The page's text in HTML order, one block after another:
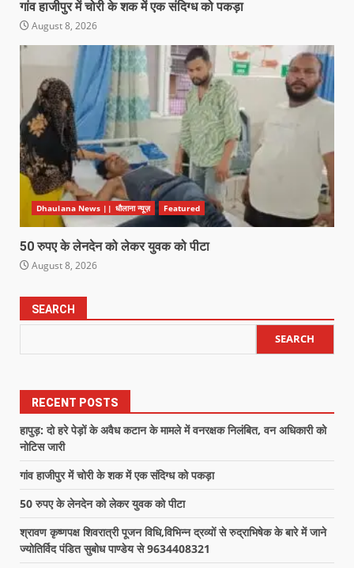
गांव हाजीपुर में चोरी के शक में एक संदिग्ध को पकड़ा
August 8, 2026
Dhaulana News || धौलाना न्यूज़ Featured
50 रुपए के लेनदेन को लेकर युवक को पीटा
August 8, 2026
SEARCH
SEARCH
RECENT POSTS
हापुड़: दो हरे पेड़ों के अवैध कटान के मामले में वनरक्षक निलंबित, वन अधिकारी को
नोटिस जारी
गांव हाजीपुर में चोरी के शक में एक संदिग्ध को पकड़ा
50 रुपए के लेनदेन को लेकर युवक को पीटा
श्रावण कृष्णपक्ष शिवरात्री पूजन विधि,विभिन्न द्रव्यों से रुद्राभिषेक के बारे में जाने
ज्योतिर्विद पंडित सुबोध पाण्डेय से 9634408321